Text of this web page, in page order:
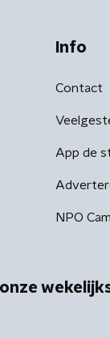
Info
Contact
App de
NPO